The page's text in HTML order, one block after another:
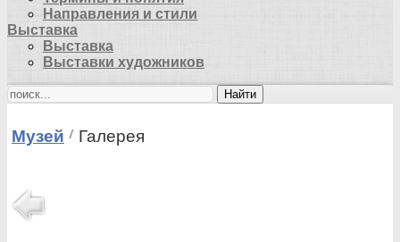
Направления и стили
Выставка
Выставка
Выставки художников
Найти
Музей Галерея